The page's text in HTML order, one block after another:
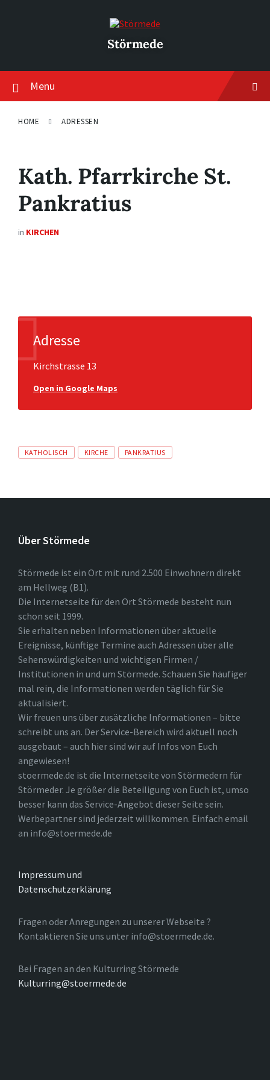
Störmede
Menu
HOME ADRESSEN
Kath. Pfarrkirche St.
Pankratius
in KIRCHEN
Adresse
Kirchstrasse 13
Open in Google Maps
Tags
KATHOLISCH KIRCHE PANKRATIUS
Über Störmede
Störmede ist ein Ort mit rund 2.500 Einwohnern direkt
am Hellweg (B1).
Die Internetseite für den Ort Störmede besteht nun
schon seit 1999.
Sie erhalten neben Informationen über aktuelle
Ereignisse, künftige Termine auch Adressen über alle
Sehenswürdigkeiten und wichtigen Firmen /
Institutionen in und um Störmede. Schauen Sie häufiger
mal rein, die Informationen werden täglich für Sie
aktualisiert.
Wir freuen uns über zusätzliche Informationen – bitte
schreibt uns an. Der Service-Bereich wird aktuell noch
ausgebaut – auch hier sind wir auf Infos von Euch
angewiesen!
stoermede.de ist die Internetseite von Störmedern für
Störmeder. Je größer die Beteiligung von Euch ist, umso
besser kann das Service-Angebot dieser Seite sein.
Werbepartner sind jederzeit willkommen. Einfach email
an info@stoermede.de
Impressum und
Datenschutzerklärung
Fragen oder Anregungen zu unserer Webseite ?
Kontaktieren Sie uns unter info@stoermede.de.
Bei Fragen an den Kulturring Störmede
Kulturring@stoermede.de